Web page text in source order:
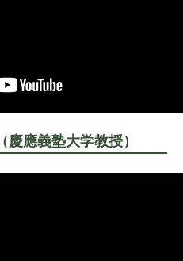
應義塾大学教授）